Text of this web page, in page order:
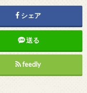
シェア
送る
feedly